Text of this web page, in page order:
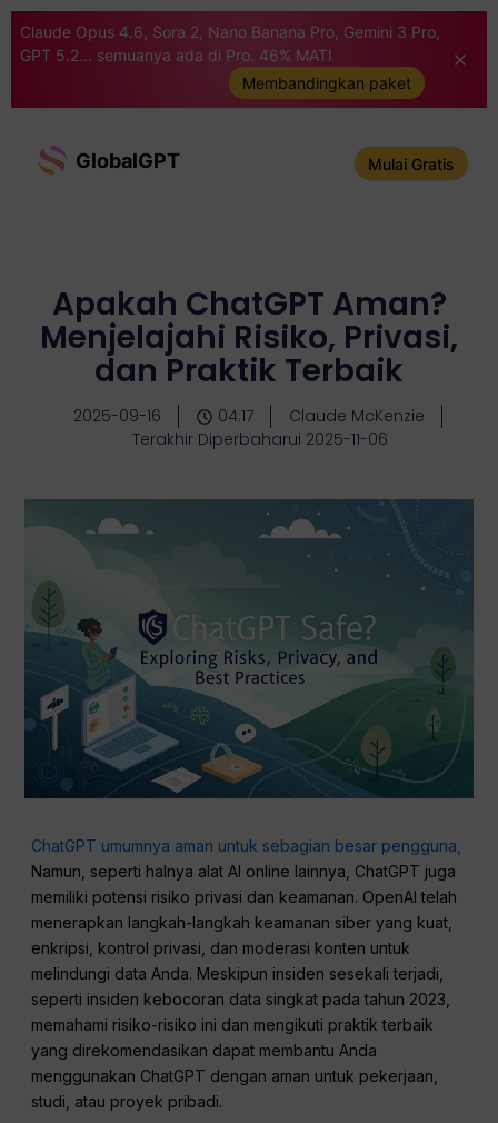
Claude Opus 4.6, Sora 2, Nano Banana Pro, Gemini 3 Pro,
GPT 5.2... semuanya ada di Pro. 46% MATI
Membandingkan paket
GlobalGPT Mulai Gratis
Apakah ChatGPT Aman?
Menjelajahi Risiko, Privasi,
dan Praktik Terbaik
2025-09-16 04:17
Claude McKenzie
Terakhir Diperbaharui 2025-11-06
ChatGPT umumnya aman untuk sebagian besar pengguna,
Namun, seperti halnya alat AI online lainnya, ChatGPT juga
memiliki potensi risiko privasi dan keamanan. OpenAI telah
menerapkan langkah-langkah keamanan siber yang kuat,
enkripsi, kontrol privasi, dan moderasi konten untuk
melindungi data Anda. Meskipun insiden sesekali terjadi,
seperti insiden kebocoran data singkat pada tahun 2023,
memahami risiko-risiko ini dan mengikuti praktik terbaik
yang direkomendasikan dapat membantu Anda
menggunakan ChatGPT dengan aman untuk pekerjaan,
studi, atau proyek pribadi.